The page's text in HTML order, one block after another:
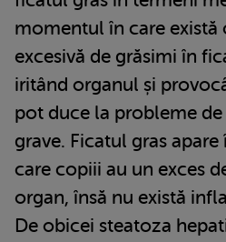
momentul în care există
excesivă de grăsimi în
iritând organul și
pot duce la probleme
grave. Ficatul gras
care copiii au un exces
organ, însă nu există
De obicei steatoza